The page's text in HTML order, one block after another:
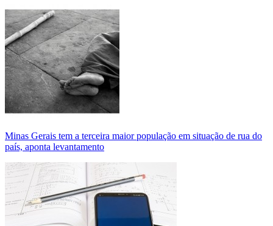
Minas Gerais tem a terceira maior população em situação de rua do
país, aponta levantamento